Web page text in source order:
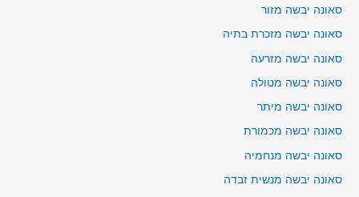
סאונה יבשה מזור
סאונה יבשה מזכרת בתיה
סאונה יבשה מזרעה
סאונה יבשה מטולה
סאונה יבשה מיתר
סאונה יבשה מכמורת
סאונה יבשה מנחמיה
סאונה יבשה מנשית זבדה